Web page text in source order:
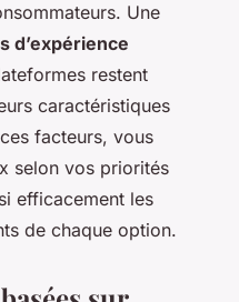
Une
d’expérience
restent
caractéristiques
facteurs, vous
selon vos priorités
efficacement les
de chaque option.